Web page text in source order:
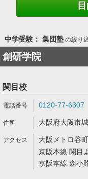
中学受験： 集団塾の絞り
創研学院
関目校
0120-77-6307
大阪府大阪市
大阪メトロ谷
京阪本線 関目
京阪本線 森小